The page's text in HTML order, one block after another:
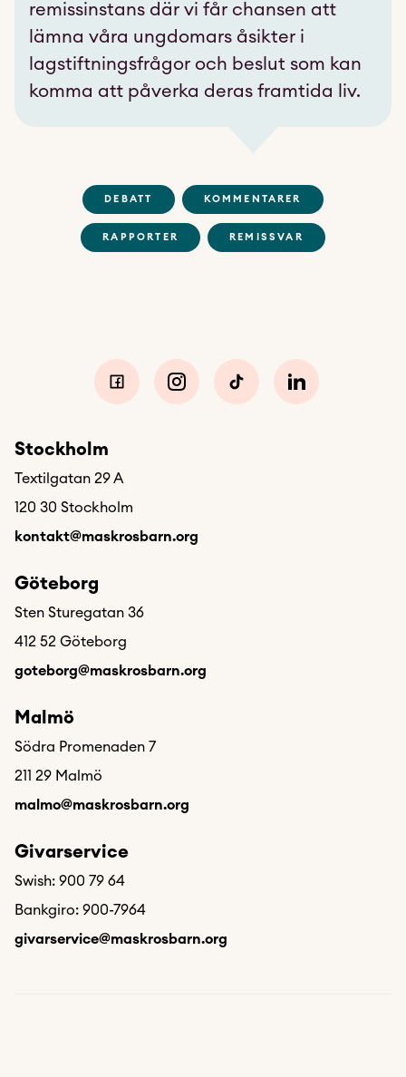
remissinstans där vi får chansen att
lämna våra ungdomars åsikter i
lagstiftningsfrågor och beslut som kan
komma att påverka deras framtida liv.
DEBATT KOMMENTARER
RAPPORTER REMISSVAR
Stockholm
Textilgatan 29 A
120 30 Stockholm
kontakt@maskrosbarn.org
Göteborg
Sten Sturegatan 36
412 52 Göteborg
goteborg@maskrosbarn.org
Malmö
Södra Promenaden 7
211 29 Malmö
malmo@maskrosbarn.org
Givarservice
Swish: 900 79 64
Bankgiro: 900-7964
givarservice@maskrosbarn.org